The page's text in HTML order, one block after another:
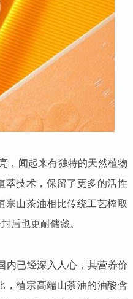
，闻起来有独特的天然植物
萃技术，保留了更多的活性
宗山茶油相比传统工艺榨取
后也更耐储藏。
内已经深入人心，其营养价
，植宗高端山茶油的油酸含